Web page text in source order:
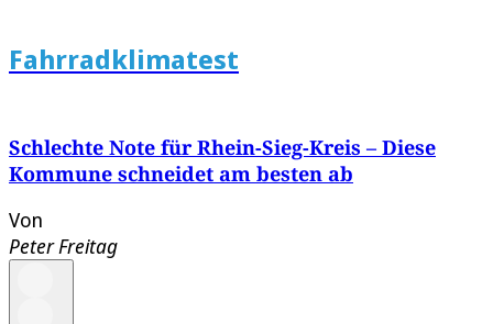
Fahrradklimatest
Schlechte Note für Rhein-Sieg-Kreis – Diese
Kommune schneidet am besten ab
Von
Peter Freitag